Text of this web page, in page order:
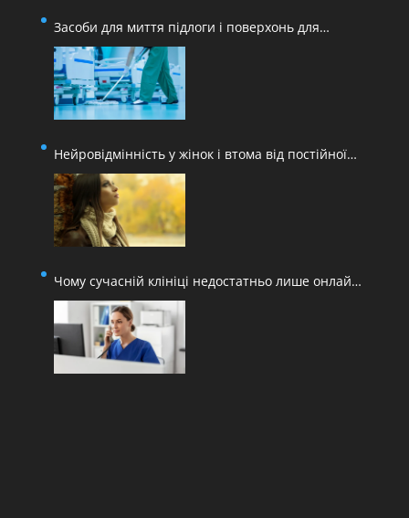
Засоби для миття підлоги і поверхонь для
медичних закладів
Нейровідмінність у жінок і втома від постійної
адаптації
Чому сучасній клініці недостатньо лише онлайн-
запису